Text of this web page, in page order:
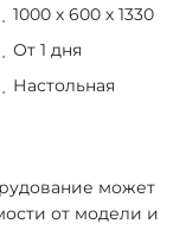
1000 х 600 х 1330
От 1 дня
Настольная
может
от модели и